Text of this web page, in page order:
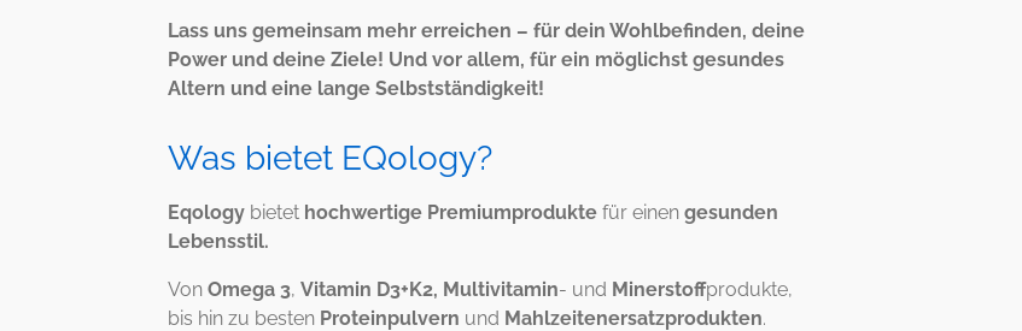
Lass uns gemeinsam mehr erreichen – für dein Wohlbefinden, deine
Power und deine Ziele! Und vor allem, für ein möglichst gesundes
Altern und eine lange Selbstständigkeit!
Was bietet EQology?
Eqology bietet hochwertige Premiumprodukte für einen gesunden
Lebensstil.
Von Omega 3, Vitamin D3+K2, Multivitamin- und Minerstoffprodukte,
bis hin zu besten Proteinpulvern und Mahlzeitenersatzprodukten.